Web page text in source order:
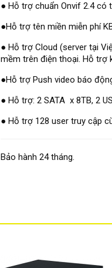
● Hỗ trợ chuẩn Onvif 2.4 có
●Hỗ trợ tên miền miễn phí
● Hỗ trợ Cloud (server tại
mềm trên điện thoại. Hỗ trợ
●Hỗ trợ Push video báo
● Hỗ trợ: 2 SATA x 8TB, 2
● Hỗ trợ 128 user truy cập
Bảo hành 24 tháng.